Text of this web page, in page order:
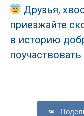
Друзья,
приезжайте
в историю